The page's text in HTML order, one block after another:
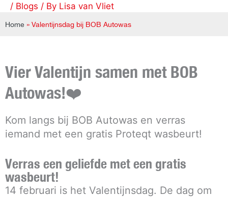
Skip
to
/ Blogs / By Lisa van Vliet
Home » Valentijnsdag bij BOB Autowas
Vier Valentijn samen met BOB
Autowas!❤️
Kom langs bij BOB Autowas en verras
iemand met een gratis Proteqt wasbeurt!
Verras een geliefde met een gratis
wasbeurt!
14 februari is het Valentijnsdag. De dag om